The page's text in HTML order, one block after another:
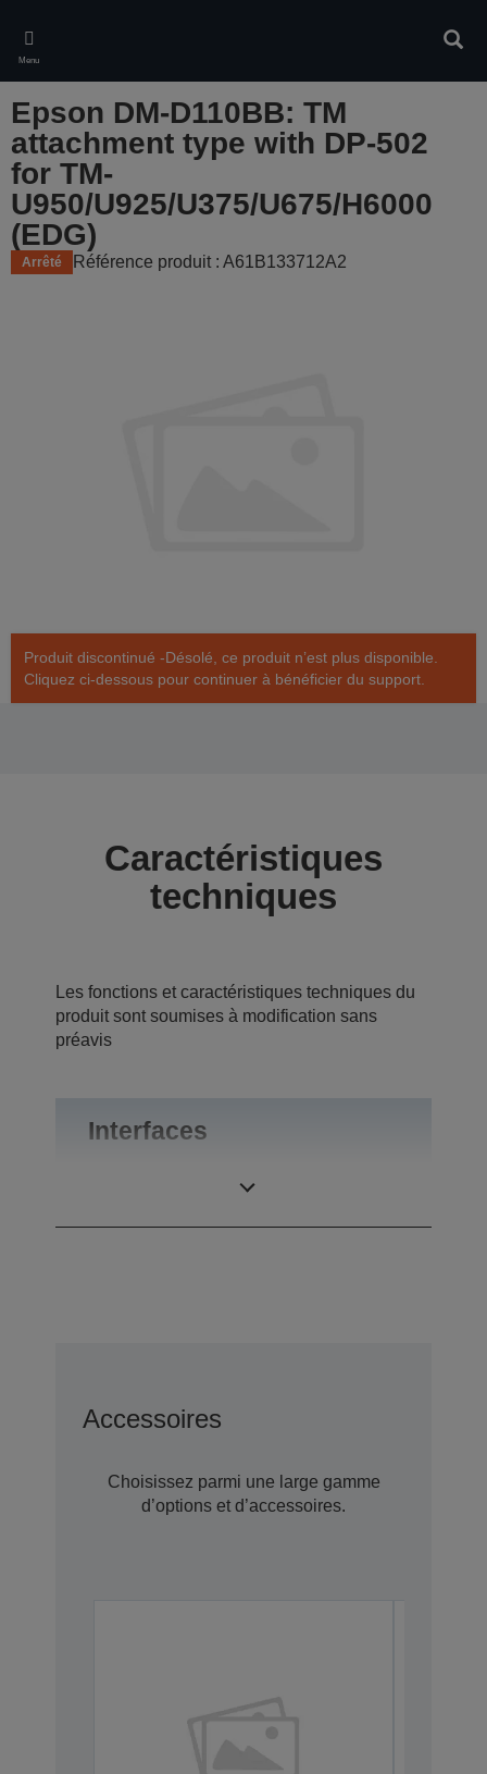
main
content
Menu
Epson DM-D110BB: TM
attachment type with DP-502
for TM-
U950/U925/U375/U675/H6000
(EDG)
Arrêté Référence produit : A61B133712A2
Produit discontinué -Désolé, ce produit n’est plus disponible.
Cliquez ci-dessous pour continuer à bénéficier du support.
Caractéristiques
techniques
Les fonctions et caractéristiques techniques du
produit sont soumises à modification sans
préavis
Interfaces
Accessoires
Choisissez parmi une large gamme
d’options et d’accessoires.